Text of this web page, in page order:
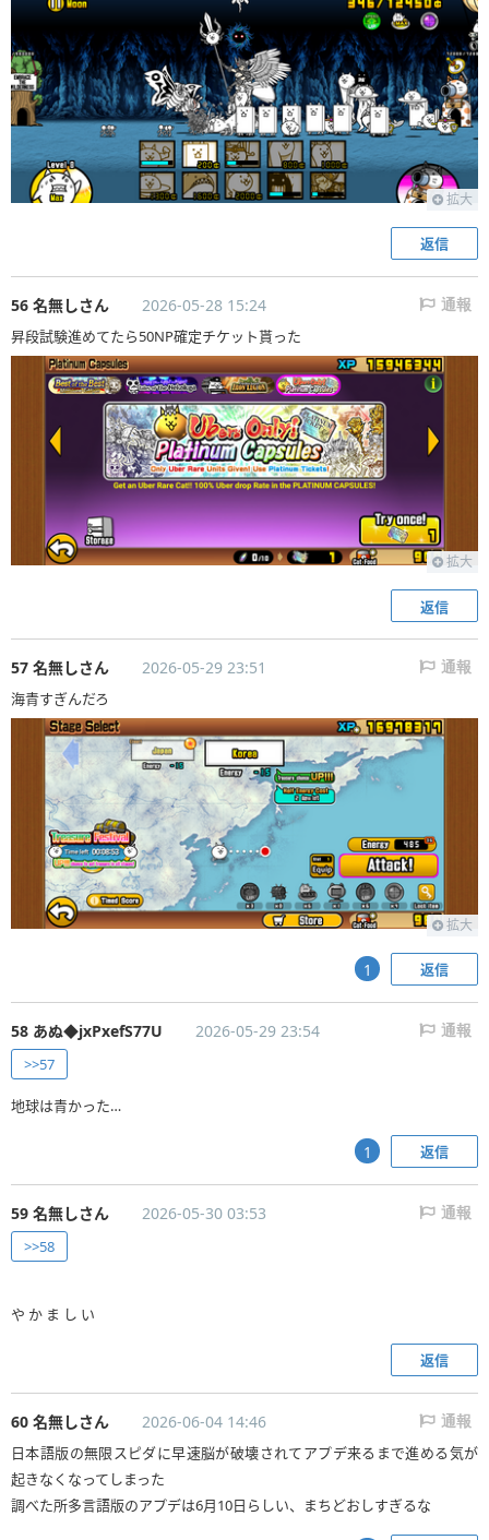
拡大
返信
56 名無しさん 2026-05-28 15:24 通報
昇段試験進めてたら50NP確定チケット貰った
拡大
返信
57 名無しさん 2026-05-29 23:51 通報
海青すぎんだろ
拡大
返信
1
58 あぬ◆jxPxefS77U 2026-05-29 23:54 通報
>>57
地球は青かった…
返信
1
59 名無しさん 2026-05-30 03:53 通報
>>58
や か ま し い
返信
60 名無しさん 2026-06-04 14:46 通報
日本語版の無限スピダに早速脳が破壊されてアプデ来るまで進める気が
起きなくなってしまった
調べた所多言語版のアプデは6月10日らしい、まちどおしすぎるな